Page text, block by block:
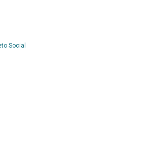
Social